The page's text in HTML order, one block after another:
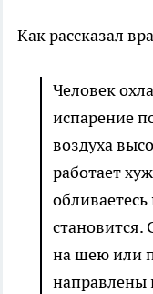
Как рассказал
Человек
испарение
воздуха
работает
на шею или
направлены